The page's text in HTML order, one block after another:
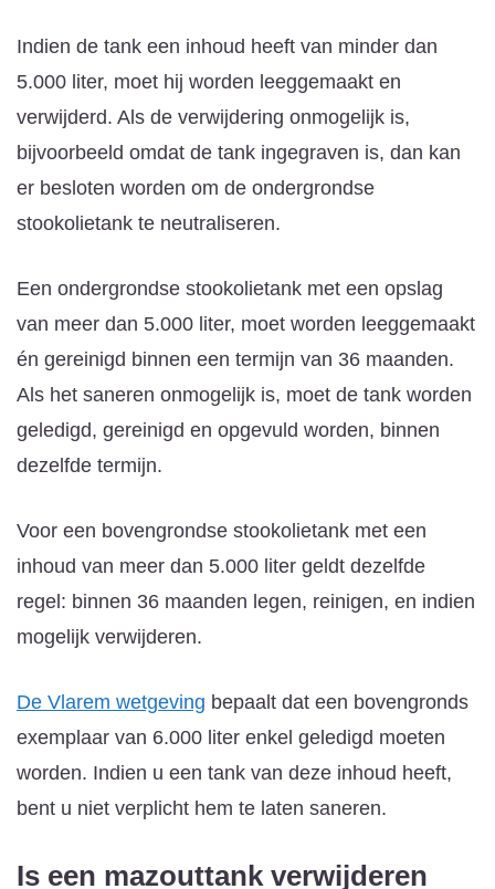
Indien de tank een inhoud heeft van minder dan
5.000 liter, moet hij worden leeggemaakt en
verwijderd. Als de verwijdering onmogelijk is,
bijvoorbeeld omdat de tank ingegraven is, dan kan
er besloten worden om de ondergrondse
stookolietank te neutraliseren.
Een ondergrondse stookolietank met een opslag
van meer dan 5.000 liter, moet worden leeggemaakt
én gereinigd binnen een termijn van 36 maanden.
Als het saneren onmogelijk is, moet de tank worden
geledigd, gereinigd en opgevuld worden, binnen
dezelfde termijn.
Voor een bovengrondse stookolietank met een
inhoud van meer dan 5.000 liter geldt dezelfde
regel: binnen 36 maanden legen, reinigen, en indien
mogelijk verwijderen.
De Vlarem wetgeving bepaalt dat een bovengronds
exemplaar van 6.000 liter enkel geledigd moeten
worden. Indien u een tank van deze inhoud heeft,
bent u niet verplicht hem te laten saneren.
Is een mazouttank verwijderen